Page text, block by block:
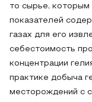
то сырье, которым
показателей
газах для его
себестоимость
концентрации
практике добыча
месторождений с